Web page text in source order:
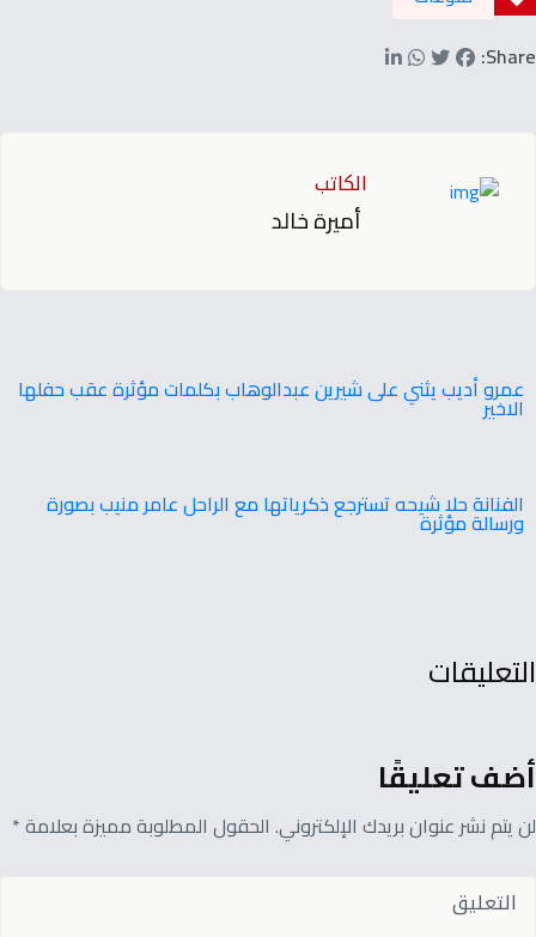
Share:
الكاتب
أميرة خالد
عمرو أديب يثني على شيرين عبدالوهاب بكلمات مؤثرة عقب حفلها
الاخير
الفنانة حلا شيحه تسترجع ذكرياتها مع الراحل عامر منيب بصورة
ورسالة مؤثرة
التعليقات
أضف تعليقًا
لن يتم نشر عنوان بريدك الإلكتروني. الحقول المطلوبة مميزة بعلامة *